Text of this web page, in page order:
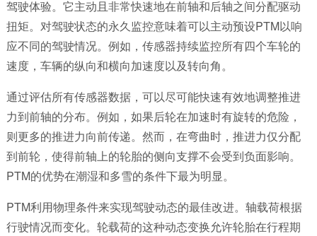
驾驶体验。它主动且非常快速地在前轴和后轴之间分配驱动
扭矩。对驾驶状态的永久监控意味着可以主动预设PTM以响
应不同的驾驶情况。例如，传感器持续监控所有四个车轮的
速度，车辆的纵向和横向加速度以及转向角。
通过评估所有传感器数据，可以尽可能快速有效地调整推进
力到前轴的分布。例如，如果后轮在加速时有旋转的危险，
则更多的推进力向前传递。然而，在弯曲时，推进力仅分配
到前轮，使得前轴上的轮胎的侧向支撑不会受到负面影响。
PTM的优势在潮湿和多雪的条件下最为明显。
PTM利用物理条件来实现驾驶动态的最佳改进。轴载荷根据
行驶情况而变化。轮载荷的这种动态变换允许轮胎在行程期